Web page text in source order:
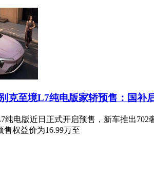
克至境L7纯电版家轿预售：国补
纯电版近日正式开启预售，新车推出
权益价为16.99万至